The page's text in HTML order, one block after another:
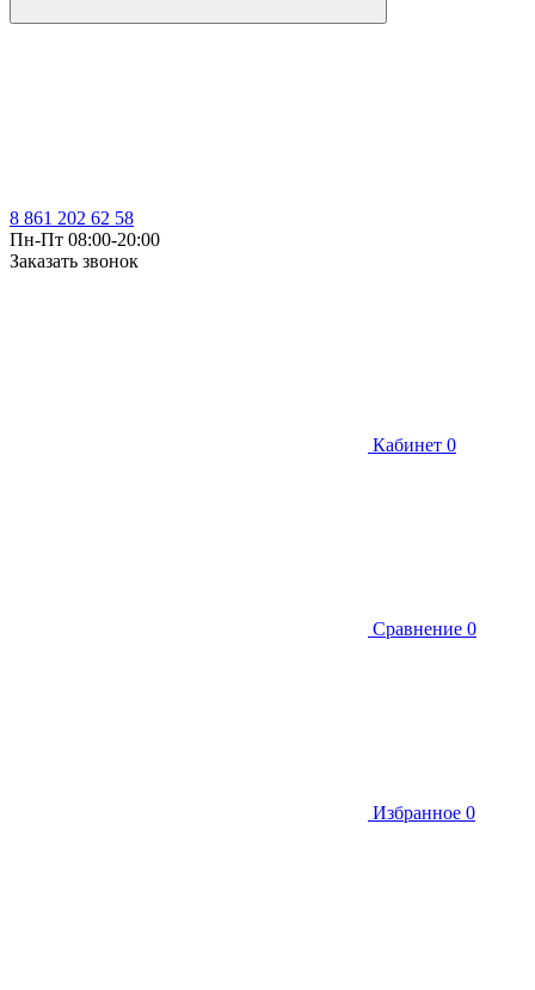
8 861 202 62 58
Пн-Пт 08:00-20:00
Заказать звонок
Кабинет 0
Сравнение 0
Избранное 0